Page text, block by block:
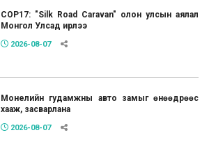
COP17: "Silk Road Caravan" олон улсын аялал
Монгол Улсад ирлээ
2026-08-07
Монелийн гудамжны авто замыг өнөөдрөөс
хааж, засварлана
2026-08-07